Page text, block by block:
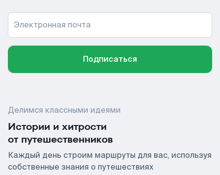
Электронная почта
Подписаться
Делимся классными идеями
Истории и хитрости
от путешественников
Каждый день строим маршруты для вас, используя
собственные знания о путешествиях